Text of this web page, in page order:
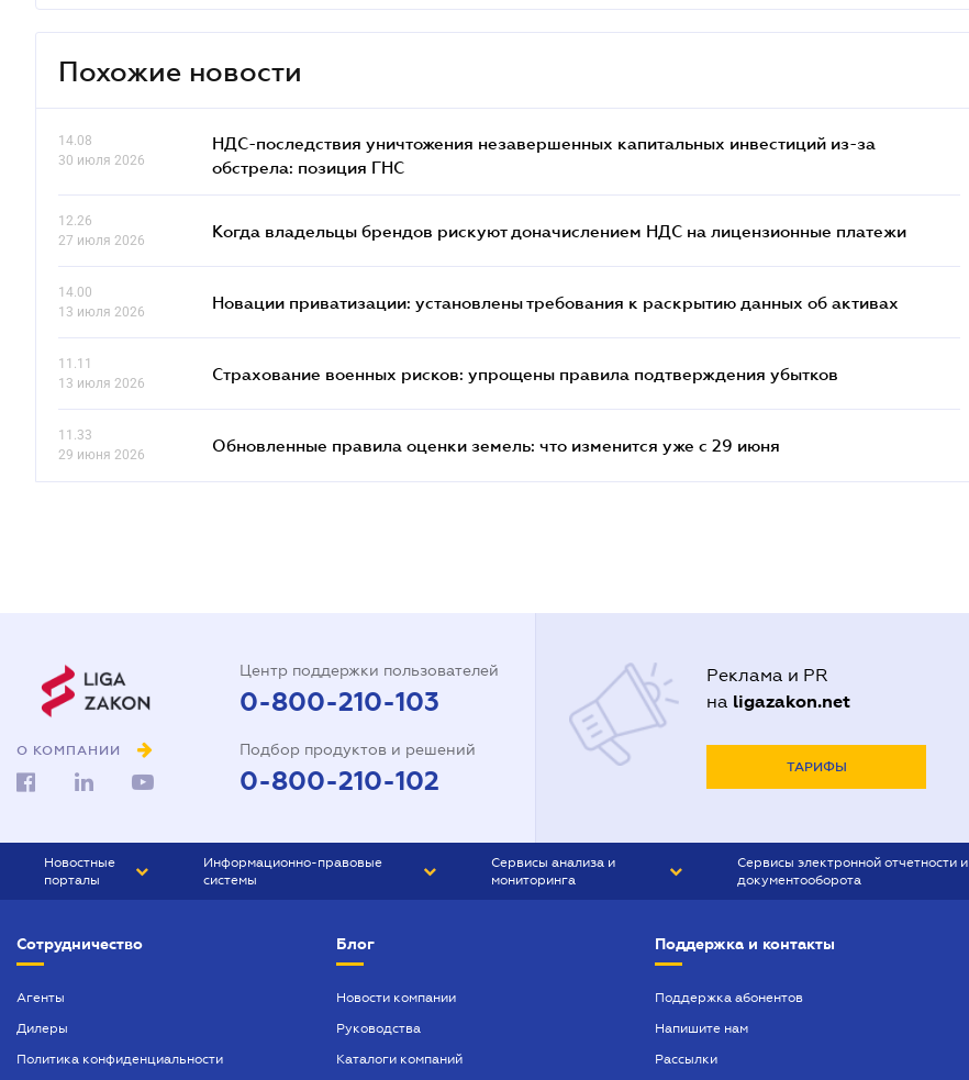
Похожие новости
14.08
30 июля 2026
НДС-последствия уничтожения незавершенных капитальных инвестиций из-за
обстрела: позиция ГНС
12.26
27 июля 2026
Когда владельцы брендов рискуют доначислением НДС на лицензионные платежи
14.00
13 июля 2026
Новации приватизации: установлены требования к раскрытию данных об активах
11.11
13 июля 2026
Страхование военных рисков: упрощены правила подтверждения убытков
11.33
29 июня 2026
Обновленные правила оценки земель: что изменится уже с 29 июня
О КОМПАНИИ
Центр поддержки пользователей
0-800-210-103
Подбор продуктов и решений
0-800-210-102
Реклама и PR
на ligazakon.net
ТАРИФЫ
Новостные
порталы
БИЗНЕС
Информационно-правовые
системы
БУХГАЛТЕР ПРОФ
ЮРИСТ ПРОФ
Сервисы анализа и
мониторинга
Сервисы электронной отчетности и
документооборота
Сотрудничество
Агенты
Дилеры
Политика конфиденциальности
Блог
Новости компании
Руководства
Каталоги компаний
Поддержка и контакты
Поддержка абонентов
Напишите нам
Рассылки